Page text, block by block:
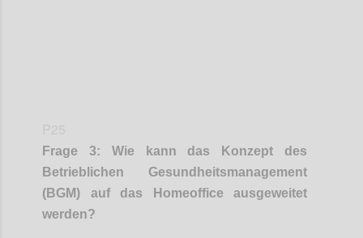
Frage 3: Wie kann das Konzept des
Betrieblichen Gesundheitsmanagement
(BGM) auf das Homeoffice ausgeweitet
werden?